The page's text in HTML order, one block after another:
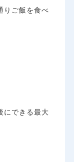
りご飯を食べ
にできる最大